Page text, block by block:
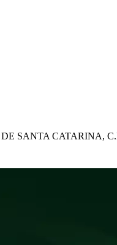
SANTA CATARINA,